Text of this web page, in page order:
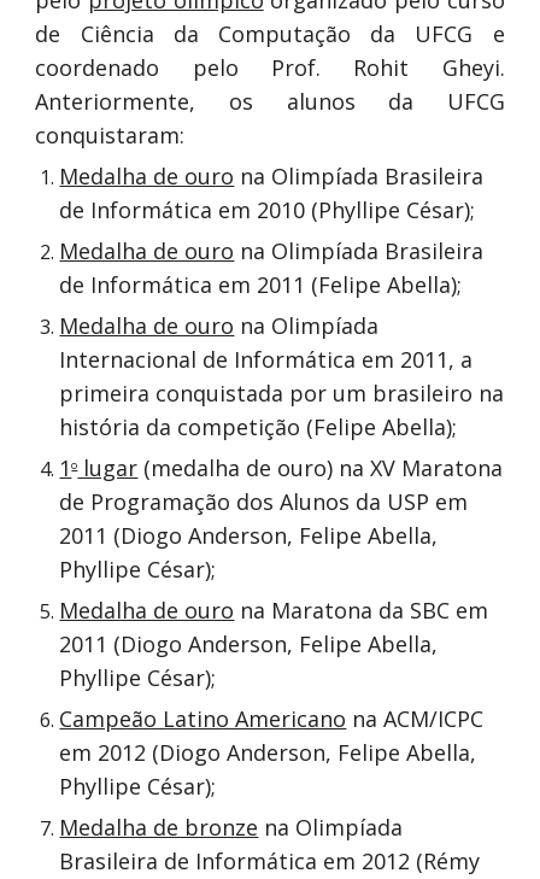
de Ciência da Computação da UFCG e
coordenado pelo Prof. Rohit Gheyi.
Anteriormente, os alunos da UFCG
conquistaram:
Medalha de ouro na Olimpíada Brasileira
de Informática em 2010 (Phyllipe César);
Medalha de ouro na Olimpíada Brasileira
de Informática em 2011 (Felipe Abella);
Medalha de ouro na Olimpíada
Internacional de Informática em 2011, a
primeira conquistada por um brasileiro na
história da competição (Felipe Abella);
1olugar (medalha de ouro) na XV Maratona
de Programação dos Alunos da USP em
2011 (Diogo Anderson, Felipe Abella,
Phyllipe César);
Medalha de ouro na Maratona da SBC em
2011 (Diogo Anderson, Felipe Abella,
Phyllipe César);
Campeão Latino Americano na ACM/ICPC
em 2012 (Diogo Anderson, Felipe Abella,
Phyllipe César);
Medalha de bronze na Olimpíada
Brasileira de Informática em 2012 (Rémy